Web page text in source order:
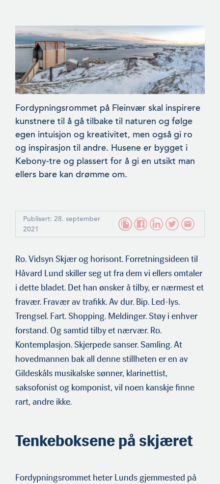
Fordypningsrommet på Fleinvær skal inspirere
kunstnere til å gå tilbake til naturen og følge
egen intuisjon og kreativitet, men også gi ro
og inspirasjon til andre. Husene er bygget i
Kebony-tre og plassert for å gi en utsikt man
ellers bare kan drømme om.
Publisert: 28. september
2021
Ro. Vidsyn Skjær og horisont. Forretningsideen til
Håvard Lund skiller seg ut fra dem vi ellers omtaler
i dette bladet. Det han ønsker å tilby, er nærmest et
fravær. Fravær av trafikk. Av dur. Bip. Led-lys.
Trengsel. Fart. Shopping. Meldinger. Støy i enhver
forstand. Og samtid tilby et nærvær. Ro.
Kontemplasjon. Skjerpede sanser. Samling. At
hovedmannen bak all denne stillheten er en av
Gildeskåls musikalske sønner, klarinettist,
saksofonist og komponist, vil noen kanskje finne
rart, andre ikke.
Tenkeboksene på skjæret
Fordypningsrommet heter Lunds gjemmested på